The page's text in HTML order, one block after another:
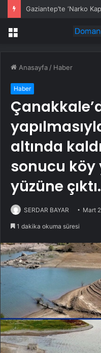
Menü
Anasayfa / Haber
Haber
altında
sonucu köy
yüzüne çıktı.
SERDAR BAYAR Mart
1 dakika okuma süresi